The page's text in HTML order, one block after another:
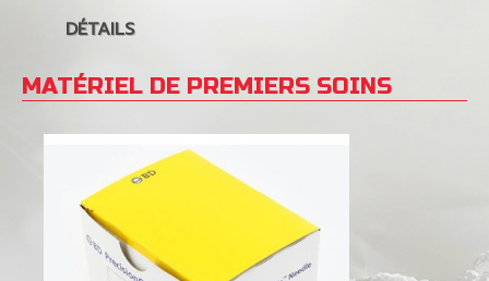
DÉTAILS
MATÉRIEL DE PREMIERS SOINS